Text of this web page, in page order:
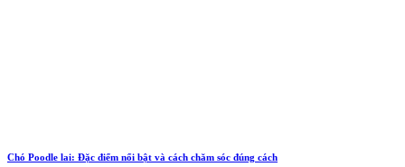
Chó Poodle lai: Đặc điểm nổi bật và cách chăm sóc đúng cách